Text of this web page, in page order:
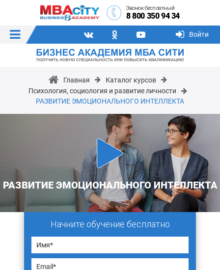
Звонок бесплатный
8 800 350 94 34
Войти
Главная
Каталог курсов
Психология, социология и развитие личности
РАЗВИТИЕ ЭМОЦИОНАЛЬНОГО ИНТЕЛЛЕКТА
РАЗВИТИЕ ЭМОЦИОНАЛЬНОГО ИНТЕЛЛЕКТА
Начните обучение бесплатно